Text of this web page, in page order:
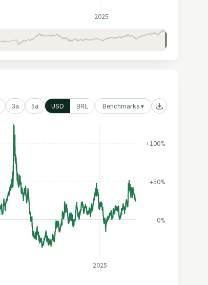
2025
3a 5a USD BRL Benchmarks ▾
0%
+50%
+100%
2025